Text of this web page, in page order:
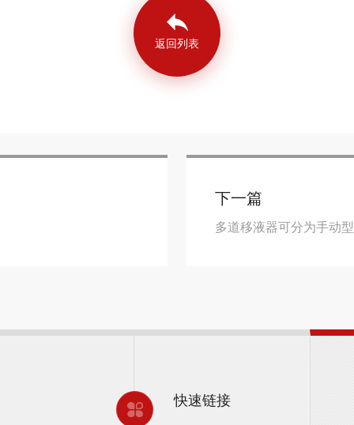
返回列表
下一篇
多道移液器可分为手动
快速链接